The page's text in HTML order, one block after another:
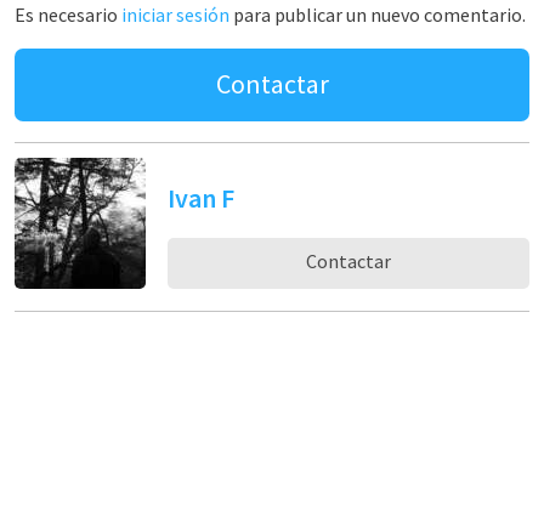
Es necesario iniciar sesión para publicar un nuevo comentario.
Contactar
Ivan F
Contactar